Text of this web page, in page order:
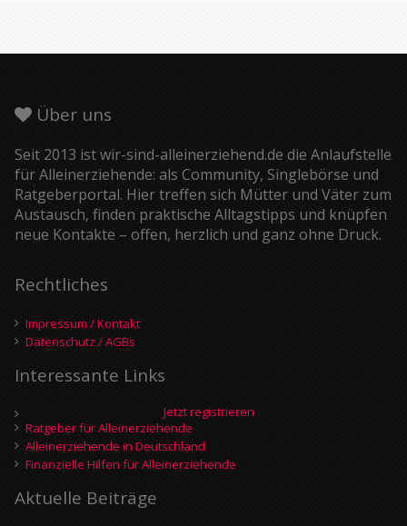
Über uns
Seit 2013 ist wir-sind-alleinerziehend.de die Anlaufstelle
für Alleinerziehende: als Community, Singlebörse und
Ratgeberportal. Hier treffen sich Mütter und Väter zum
Austausch, finden praktische Alltagstipps und knüpfen
neue Kontakte – offen, herzlich und ganz ohne Druck.
Rechtliches
Impressum / Kontakt
Datenschutz / AGBs
Interessante Links
Jetzt registrieren
Ratgeber für Alleinerziehende
Alleinerziehende in Deutschland
Finanzielle Hilfen für Alleinerziehende
Aktuelle Beiträge